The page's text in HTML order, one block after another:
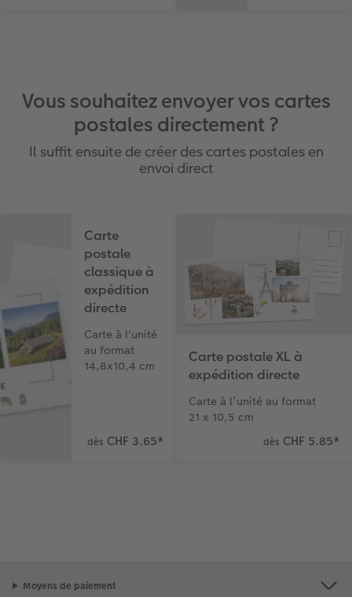
Vous souhaitez envoyer vos cartes
postales directement ?
Il suffit ensuite de créer des cartes postales en
envoi direct
Carte
postale
classique à
expédition
directe
Carte à l'unité
au format
14,8x10,4 cm
dès CHF 3.65*
Carte postale XL à
expédition directe
Carte à l’unité au format
21 x 10,5 cm
dès CHF 5.85*
Moyens de paiement